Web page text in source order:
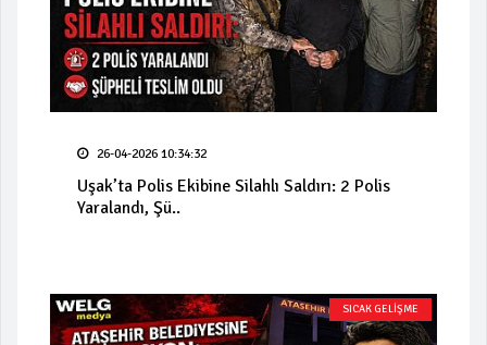
26-04-2026 10:34:32
Uşak’ta Polis Ekibine Silahlı Saldırı: 2 Polis
Yaralandı, Şü..
SICAK GELİŞME